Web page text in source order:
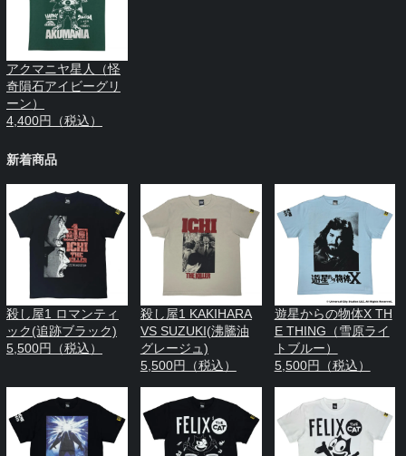
アクマニヤ星人（怪
奇隕石アイビーグリ
ーン）
4,400円（税込）
新着商品
殺し屋1 ロマンティ
ック(追跡ブラック)
5,500円（税込）
殺し屋1 KAKIHARA
VS SUZUKI(沸騰油
グレージュ)
5,500円（税込）
遊星からの物体X TH
E THING（雪原ライ
トブルー）
5,500円（税込）